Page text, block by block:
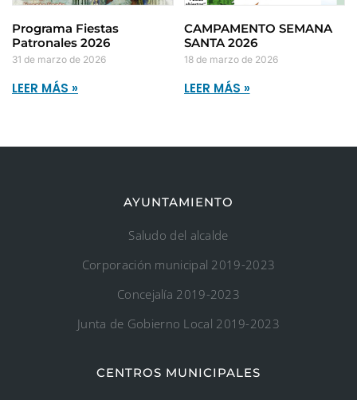
Programa Fiestas
Patronales 2026
31 de marzo de 2026
LEER MÁS »
CAMPAMENTO SEMANA
SANTA 2026
18 de marzo de 2026
LEER MÁS »
AYUNTAMIENTO
Saludo del alcalde
Corporación municipal 2019-2023
Concejalía 2019-2023
Junta de Gobierno Local 2019-2023
CENTROS MUNICIPALES